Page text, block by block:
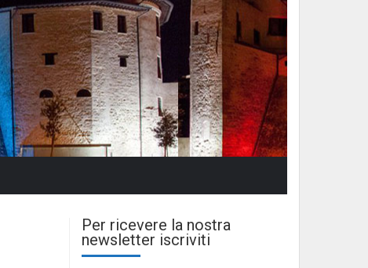
Per ricevere la nostra
newsletter iscriviti